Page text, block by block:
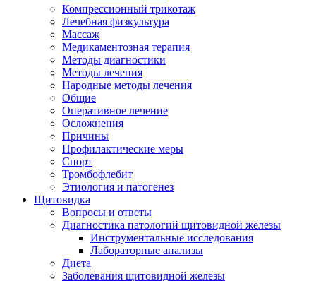
Компрессионный трикотаж
Лечебная физкультура
Массаж
Медикаментозная терапия
Методы диагностики
Методы лечения
Народные методы лечения
Общие
Оперативное лечение
Осложнения
Причины
Профилактические меры
Спорт
Тромбофлебит
Этиология и патогенез
Щитовидка
Вопросы и ответы
Диагностика патологий щитовидной железы
Инструментальные исследования
Лабораторные анализы
Диета
Заболевания щитовидной железы